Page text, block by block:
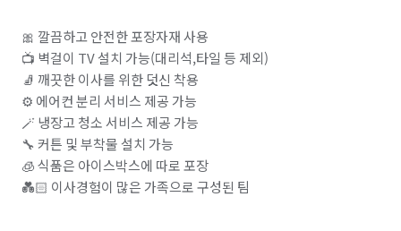
🎀 깔끔하고 안전한 포장자재 사용
📺 벽걸이 TV 설치 가능(대리석,타일 등 제외)
🧦 깨끗한 이사를 위한 덧신 착용
⚙️ 에어컨 분리 서비스 제공 가능
🪄 냉장고 청소 서비스 제공 가능
🔧 커튼 및 부착물 설치 가능
🧊 식품은 아이스박스에 따로 포장
💑🏻 이사경험이 많은 가족으로 구성된 팀